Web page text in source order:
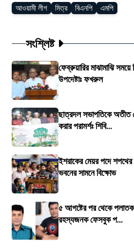
আওয়ামী লীগ মিত্র বিএনপি এমপি
সংশ্লিষ্ট
ফেব্রুয়ারির মাঝামাঝি সময়ে
উপদেষ্টাঃ ফখরুল
ছাত্রদল সভাপতিকে অতীত
করার পরামর্শঃ শিবি...
ইশরাকের মেয়র পদে
ভবনের সামনে বিক্ষোভ
৫ আগষ্টের পর থেকে পলাতক
রহস্যজনক ফেসবুক প...